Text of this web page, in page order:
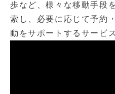
歩など、様々な移動手段
索し、必要に応じて予約
動をサポートするサービス